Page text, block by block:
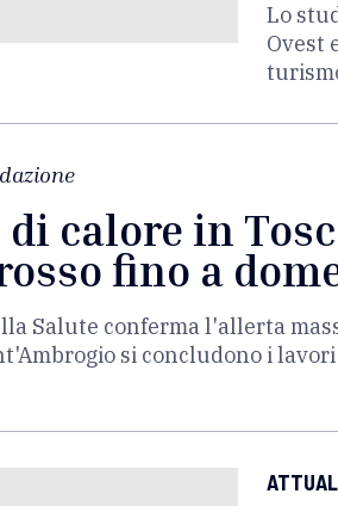
Lo
Ovest
di calore in
fino a
Salute conferma l'allerta
si concludono i